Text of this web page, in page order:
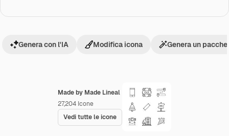
Made by Made Lineal
27,204 Icone
Vedi tutte le icone
Genera con l'IA Modifica icona Genera un